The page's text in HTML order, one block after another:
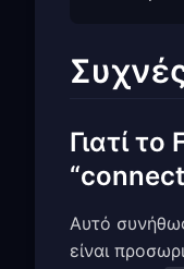
Γιατί το
Αυτό
είναι